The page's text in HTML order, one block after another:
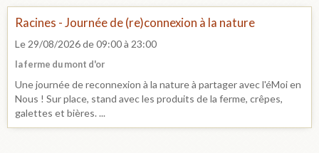
Racines - Journée de (re)connexion à la nature
Le 29/08/2026de 09:00à 23:00
la ferme du mont d'or
Une journée de reconnexion à la nature à partager avec l'éMoi en
Nous ! Sur place, stand avec les produits de la ferme, crêpes,
galettes et bières. ...